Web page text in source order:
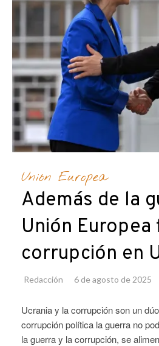
Unión Europea
Además de la
Unión Europea
corrupción en
Redacción 6 de agosto de 2025
Ucrania y la corrupción son un
corrupción política la guerra no
la guerra y la corrupción, se